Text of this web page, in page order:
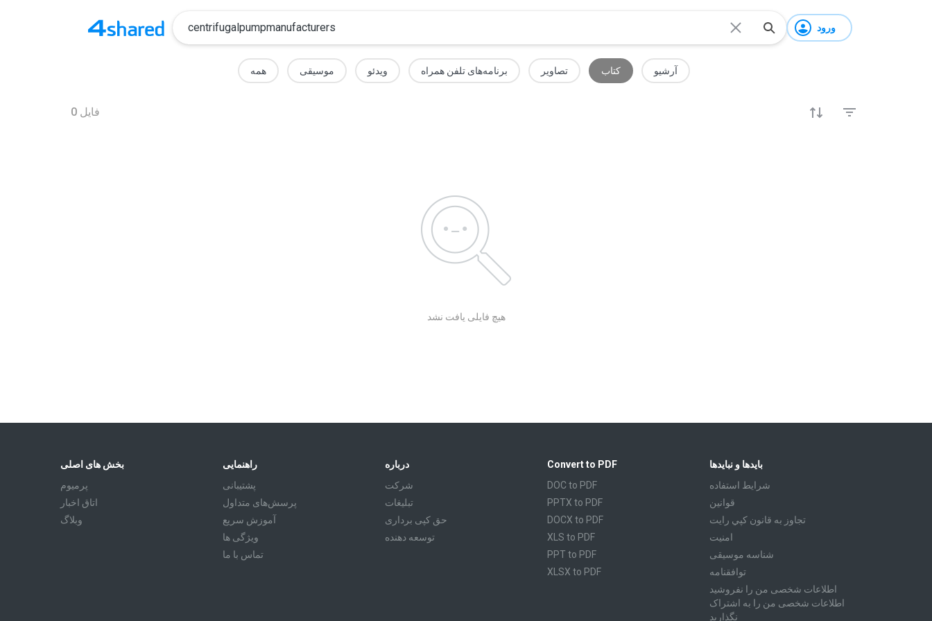
ورود
همه موسیقی ویدئو برنامه‌های تلفن همراه تصاویر کتاب آرشیو
0 فایل
هیچ فایلی یافت نشد
بخش های اصلی
پرمیوم
اتاق اخبار
وبلاگ
راهنمایی
پشتیبانی
پرسش‌های متداول
آموزش سريع
ویژگی ها
تماس با ما
درباره
شرکت
تبليغات
حق کپی برداری
توسعه دهنده
Convert to PDF
DOC to PDF
PPTX to PDF
DOCX to PDF
XLS to PDF
PPT to PDF
XLSX to PDF
بایدها و نبایدها
شرايط استفاده
قوانين
تجاوز به قانون كپي رايت
امنیت
شناسه موسیقی
توافقنامه
اطلاعات شخصی من را نفروشید
اطلاعات شخصی من را به اشتراک
نگذارید